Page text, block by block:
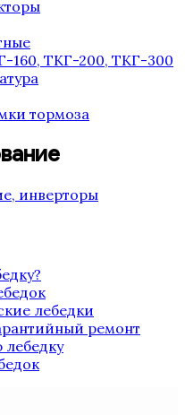
160, ТКГ-200, ТКГ-300
тормоза
инверторы
лебедки
ремонт